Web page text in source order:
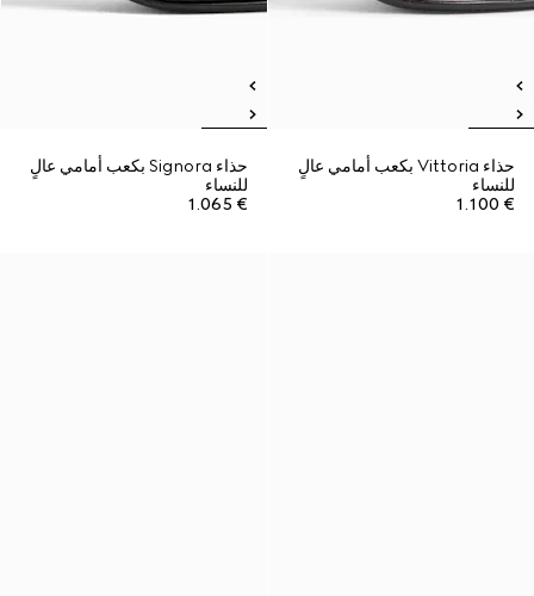
حذاء Vittoria بكعب أمامي عالٍ
للنساء
€ 1.100
حذاء Signora بكعب أمامي عالٍ
للنساء
€ 1.065